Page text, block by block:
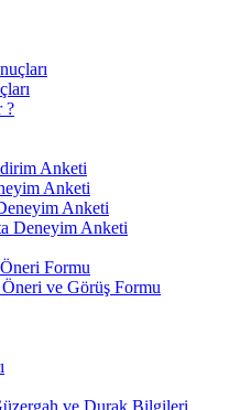
?
Anketi
Anketi
Anketi
Deneyim Anketi
Formu
Öneri ve Görüş Formu
ve Durak Bilgileri